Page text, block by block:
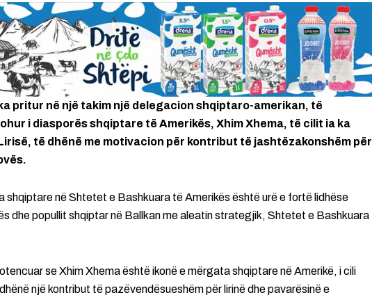
pritur në një takim një delegacion shqiptaro-amerikan, të
i diasporës shqiptare të Amerikës, Xhim Xhema, të cilit ia ka
të dhënë me motivacion për kontribut të jashtëzakonshëm për
shqiptare në Shtetet e Bashkuara të Amerikës është urë e fortë lidhëse
dhe popullit shqiptar në Ballkan me aleatin strategjik, Shtetet e Bashkuara
se Xhim Xhema është ikonë e mërgata shqiptare në Amerikë, i cili
një kontribut të pazëvendësueshëm për lirinë dhe pavarësinë e